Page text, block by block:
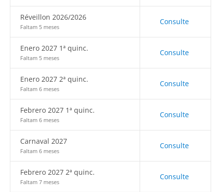
Réveillon 2026/2026
Faltam 5 meses
Consulte
Enero 2027 1ª quinc.
Faltam 5 meses
Consulte
Enero 2027 2ª quinc.
Faltam 6 meses
Consulte
Febrero 2027 1ª quinc.
Faltam 6 meses
Consulte
Carnaval 2027
Faltam 6 meses
Consulte
Febrero 2027 2ª quinc.
Faltam 7 meses
Consulte